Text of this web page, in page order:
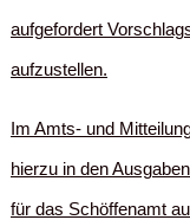
aufgefordert
aufzustellen.
Im Amts- und
hierzu in den
für das Schöffenamt